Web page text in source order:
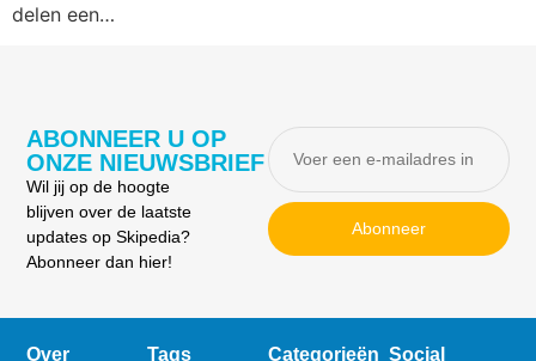
delen een…
ABONNEER U OP
ONZE NIEUWSBRIEF
Wil jij op de hoogte
blijven over de laatste
updates op Skipedia?
Abonneer dan hier!
Abonneer
Over Tags Categorieën Social